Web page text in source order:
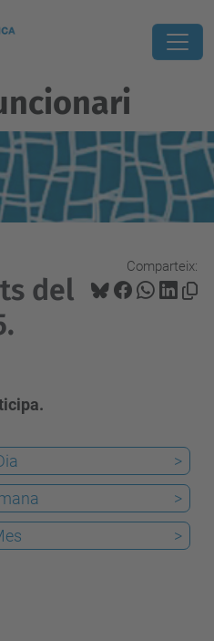
Comparteix:
del
>
>
>